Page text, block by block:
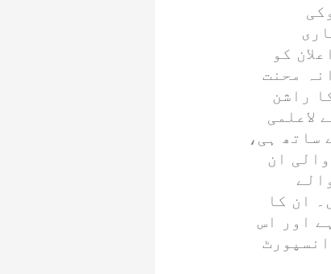
کو
محنت
راشن
لاعلمی
ساتھ ہی،
ان
ان کا
اور اس